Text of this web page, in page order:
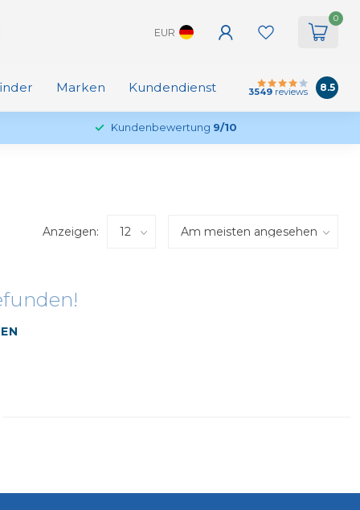
EUR
0
Marken Kundendienst 3549 reviews 8.5
Kundenbewertung 9/10
Anzeigen: